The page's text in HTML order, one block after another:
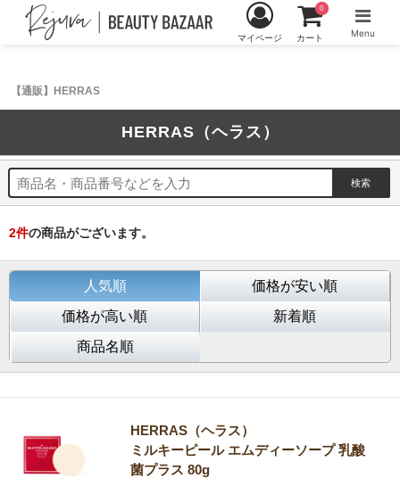
【通販】HERRAS
マイページ カート
0
Menu
HERRAS（ヘラス）
2件の商品がございます。
人気順
価格が安い順
価格が高い順
新着順
商品名順
HERRAS（ヘラス）
ミルキーピール エムディーソープ 乳酸
菌プラス 80g